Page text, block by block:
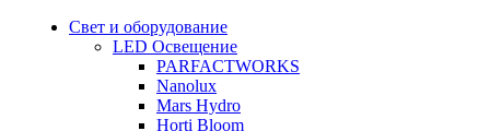
Свет и оборудование
LED Освещение
PARFACTWORKS
Nanolux
Mars Hydro
Horti Bloom